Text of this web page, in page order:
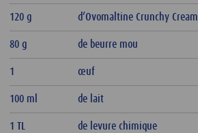
120 g d’Ovomaltine Crunchy Cream
80 g de beurre mou
1 œuf
100 ml de lait
1 TL de levure chimique